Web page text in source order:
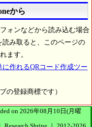
から
ォンなどから読み込む場合
読み取ると、このページの
ます。
に作れるQRコード作成ツー
の登録商標です）
on 2026年08月10日(月曜